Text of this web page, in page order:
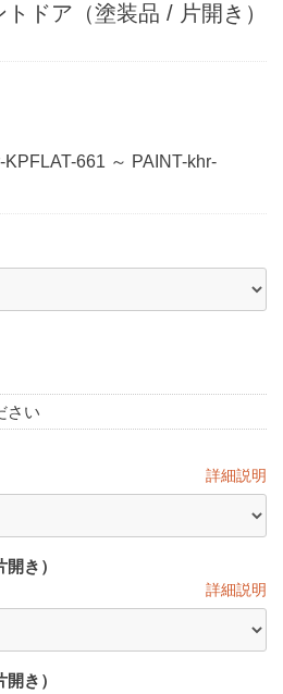
トドア（塗装品 / 片開き）
KPFLAT-661 ～ PAINT-khr-
さい
詳細説明
き）
詳細説明
き）